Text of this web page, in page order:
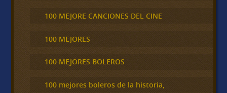
100 MEJORE CANCIONES DEL CINE
100 MEJORES
100 MEJORES BOLEROS
100 mejores boleros de la historia,